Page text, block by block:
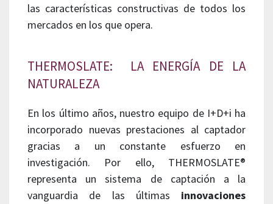
las características constructivas de todos los
mercados en los que opera.
THERMOSLATE: LA ENERGÍA DE LA
NATURALEZA
En los último años, nuestro equipo de I+D+i ha
incorporado nuevas prestaciones al captador
gracias a un constante esfuerzo en
investigación. Por ello, THERMOSLATE®
representa un sistema de captación a la
vanguardia de las últimas innovaciones